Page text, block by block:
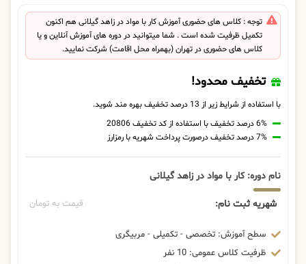
توجه : کلاس های حضوری آموزش کار با مواد در زاهد گیلانی هم اکنون
تکمیل ظرفیت شده است . شما میتوانید در دوره های آموزش آنلاین و یا
کلاس های حضوری در تهران (بهمراه محل اقامت) شرکت نمایید.
تخفیف محدود!
با استفاده از شرایط زیر از 13 درصد تخفیف بهره مند شوید.
6% درصد تخفیف با استفاده از کد تخفیف 20806
7% درصد تخفیف درصورت پرداخت شهریه با رمزارز
نام دوره: کار با مواد در زاهد گیلانی
شهریه ثبت نام: قیمت به تومان
سطح آموزش: تخصصی - تکمیلی - مربیگری
ظرفیت کلاس عمومی: 10 نفر